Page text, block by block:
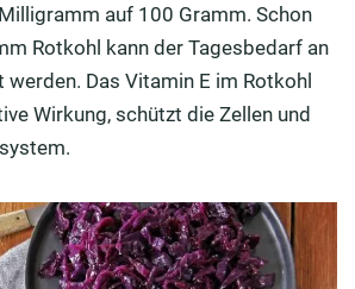
auf 100 Gramm. Schon
Rotkohl kann der Tagesbedarf an
Das Vitamin E im Rotkohl
Wirkung, schützt die Zellen und